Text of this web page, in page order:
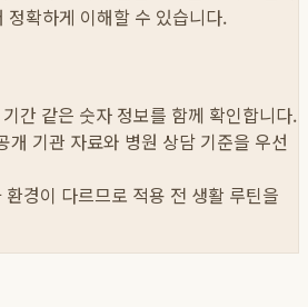
정확하게 이해할 수 있습니다.
간 같은 숫자 정보를 함께 확인합니다.
개 기관 자료와 병원 상담 기준을 우선
경이 다르므로 적용 전 생활 루틴을